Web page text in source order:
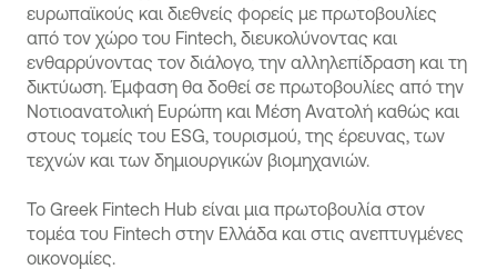
ευρωπαϊκούς και διεθνείς φορείς με πρωτοβουλίες
από τον χώρο του Fintech, διευκολύνοντας και
ενθαρρύνοντας τον διάλογο, την αλληλεπίδραση και τη
δικτύωση. Έμφαση θα δοθεί σε πρωτοβουλίες από την
Νοτιοανατολική Ευρώπη και Μέση Ανατολή καθώς και
στους τομείς του ESG, τουρισμού, της έρευνας, των
τεχνών και των δημιουργικών βιομηχανιών.
To Greek Fintech Hub είναι μια πρωτοβουλία στον
τομέα του Fintech στην Ελλάδα και στις ανεπτυγμένες
οικονομίες.